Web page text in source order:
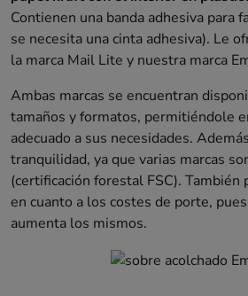
Contienen una banda adhesiva para
se necesita una cinta adhesiva). Le
la marca Mail Lite y nuestra marca
Ambas marcas se encuentran
tamaños y formatos, permitiéndole
adecuado a sus necesidades.
tranquilidad, ya que varias marcas
(certificación forestal FSC).
en cuanto a los costes de porte,
aumenta los mismos.